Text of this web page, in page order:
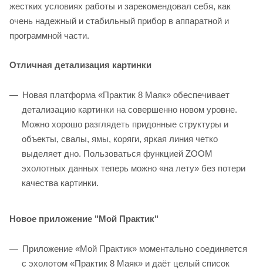
жестких условиях работы и зарекомендовал себя, как
очень надежный и стабильный прибор в аппаратной и
программной части.
Отличная детализация картинки
Новая платформа «Практик 8 Маяк» обеспечивает
детализацию картинки на совершенно новом уровне.
Можно хорошо разглядеть придонные структуры и
объекты, свалы, ямы, коряги, яркая линия четко
выделяет дно. Пользоваться функцией ZOOM
эхолотных данных теперь можно «на лету» без потери
качества картинки.
Новое приложение "Мой Практик"
Приложение «Мой Практик» моментально соединяется
с эхолотом «Практик 8 Маяк» и даёт целый список